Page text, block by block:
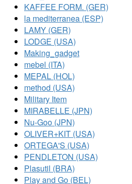
KAFFEE FORM. (GER)
la mediterranea (ESP)
LAMY (GER)
LODGE (USA)
Making_gadget
mebel (ITA)
MEPAL (HOL)
method (USA)
Military Item
MIRABELLE (JPN)
Nu-Goo (JPN)
OLIVER+KIT (USA)
ORTEGA'S (USA)
PENDLETON (USA)
Plasutil (BRA)
Play and Go (BEL)